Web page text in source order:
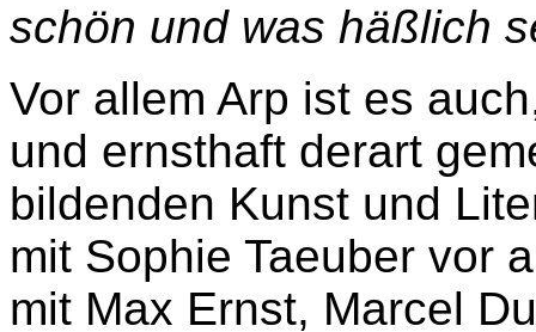
schön und was häßlich
Vor allem Arp ist es
und ernsthaft derart
bildenden Kunst und
mit Sophie Taeuber vor
mit Max Ernst, Marcel